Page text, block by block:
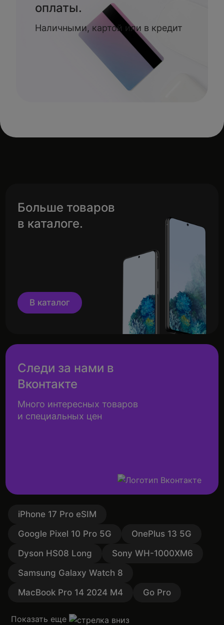
оплаты.
Наличными, картой или в кредит
Больше товаров
в каталоге.
В каталог
Следи за нами в
Вконтакте
Много интересных товаров
и специальных цен
iPhone 17 Pro eSIM
Google Pixel 10 Pro 5G
OnePlus 13 5G
Dyson HS08 Long
Sony WH-1000XM6
Samsung Galaxy Watch 8
MacBook Pro 14 2024 M4
Go Pro
Показать еще